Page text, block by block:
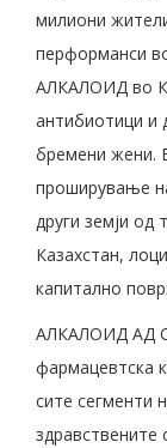
милиони
перформанси
АЛКАЛОИД во
антибиотици и
бремени жени.
проширување
други земји од
Казахстан,
капитално
АЛКАЛОИД АД
фармацевтска
сите сегменти
здравствените